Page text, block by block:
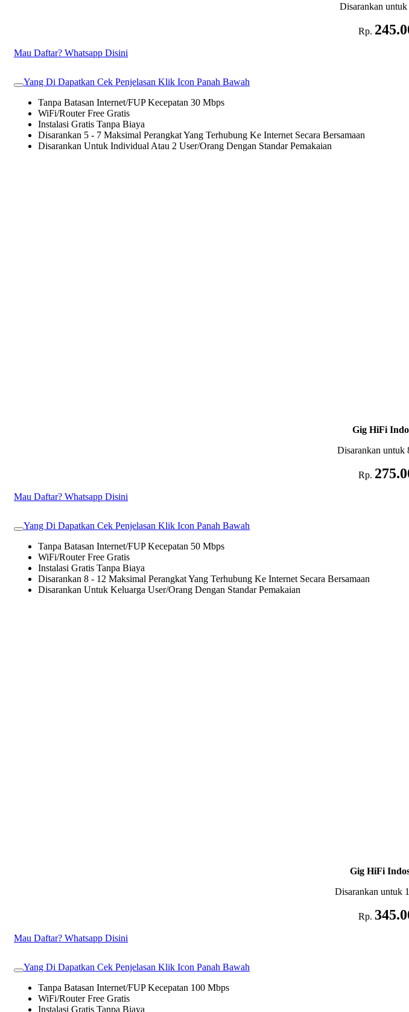
Disarankan
Rp.
Mau Daftar? Whatsapp Disini
Yang Di Dapatkan Cek Penjelasan Klik Icon Panah Bawah
Tanpa Batasan Internet/FUP Kecepatan 30 Mbps
WiFi/Router Free Gratis
Instalasi Gratis Tanpa Biaya
Disarankan 5 - 7 Maksimal Perangkat Yang Terhubung Ke Internet Secara Bersamaan
Disarankan Untuk Individual Atau 2 User/Orang Dengan Standar Pemakaian
Gig HiFi
Disarankan untuk
Rp.
Mau Daftar? Whatsapp Disini
Yang Di Dapatkan Cek Penjelasan Klik Icon Panah Bawah
Tanpa Batasan Internet/FUP Kecepatan 50 Mbps
WiFi/Router Free Gratis
Instalasi Gratis Tanpa Biaya
Disarankan 8 - 12 Maksimal Perangkat Yang Terhubung Ke Internet Secara Bersamaan
Disarankan Untuk Keluarga User/Orang Dengan Standar Pemakaian
Gig HiFi
Disarankan untuk
Rp.
Mau Daftar? Whatsapp Disini
Yang Di Dapatkan Cek Penjelasan Klik Icon Panah Bawah
Tanpa Batasan Internet/FUP Kecepatan 100 Mbps
WiFi/Router Free Gratis
Instalasi Gratis Tanpa Biaya